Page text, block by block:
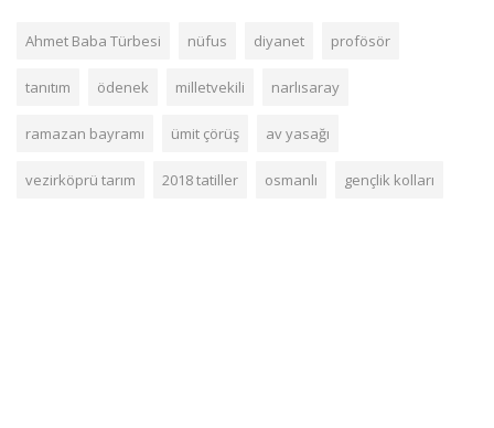
Ahmet Baba Türbesi nüfus diyanet profösör
tanıtım ödenek milletvekili narlısaray
ramazan bayramı ümit çörüş av yasağı
vezirköprü tarım 2018 tatiller osmanlı gençlik kolları